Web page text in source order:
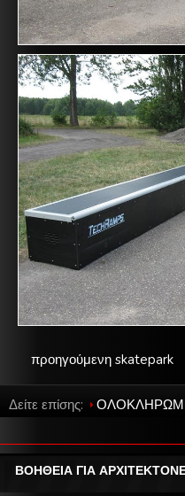
προηγούμενη skatepark
Δείτε επίσης:
ΒΟΗΘΕΙΑ ΓΙΑ